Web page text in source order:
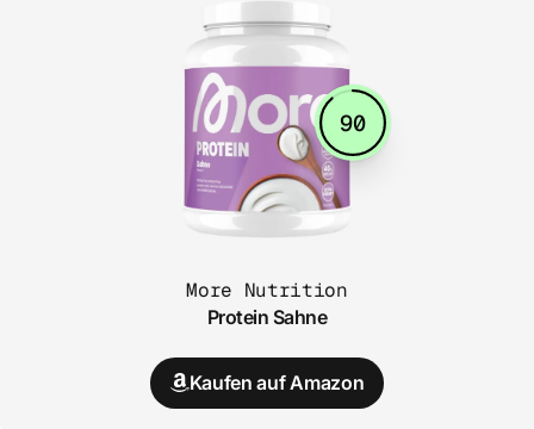
90
More Nutrition
Protein Sahne
Kaufen auf Amazon